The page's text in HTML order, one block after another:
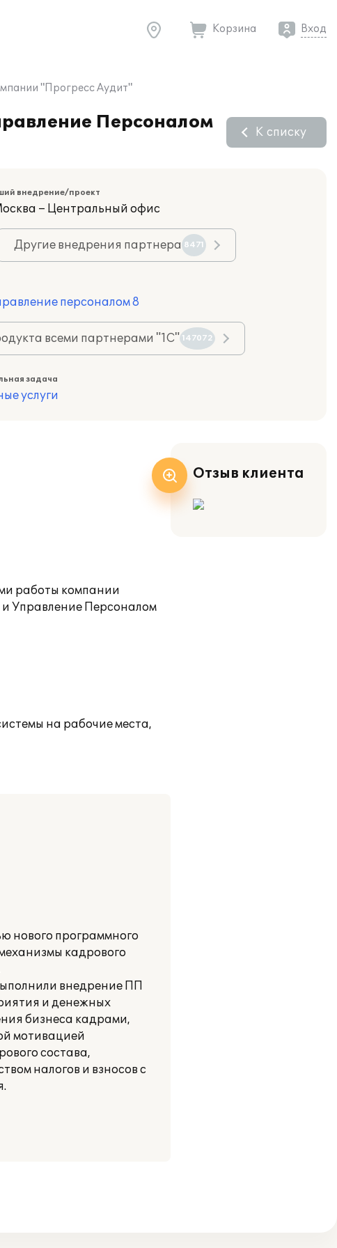
Корзина Вход
"Прогресс Аудит"
Персоналом
К списку
внедрение/проект
– Центральный офис
Другие внедрения партнера 8471
персоналом 8
всеми партнерами "1С" 147072
задача
услуги
работы компании
Управление Персоналом
на рабочие места,
нового программного
кадрового
внедрение ПП
и денежных
бизнеса кадрами,
мотивацией
состава,
налогов и взносов с
Отзыв клиента